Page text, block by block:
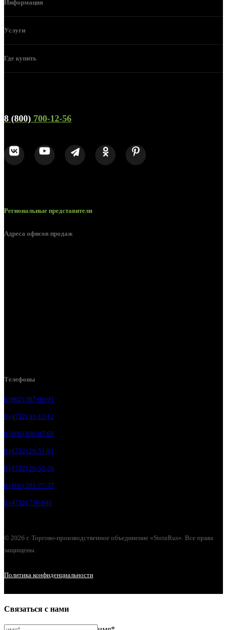
Информация
Услуги
Где купить
8 (800) 700-12-56
Региональные представители
Адреса офисов продаж
Телефоны
8 (962) 307-00-91
8 (4722) 41-13-12
8 (800) 600-07-00
8 (4722) 20-51-81
8 (4722) 20-52-26
8 (800) 301-77-37
8 (4722) 770-940
© 2026 г. Торгово-производственное объединение «SteinRus». Все права
защищены.
Политика конфиденциальности
Связаться с нами